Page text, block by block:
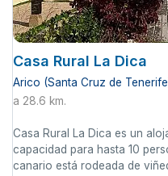
Casa Rural La Dica
Arico (Santa Cruz de
a 28.6 km.
Casa Rural La Dica es un
capacidad para hasta 10
canario está rodeada de